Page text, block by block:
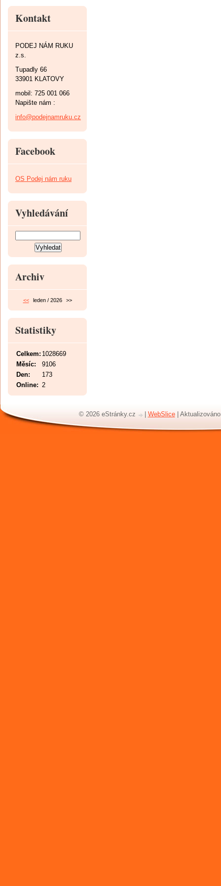
Kontakt
PODEJ NÁM RUKU
z.s.
Tupadly 66
33901 KLATOVY
mobil: 725 001 066
Napište nám :
info@podejnamruku.cz
Facebook
OS Podej nám ruku
Vyhledávání
Archiv
<< leden / 2026 >>
Statistiky
Online: 2
Celkem: 1028669
Měsíc:
9106
Den:
173
© 2026 eStránky.cz WebSlice